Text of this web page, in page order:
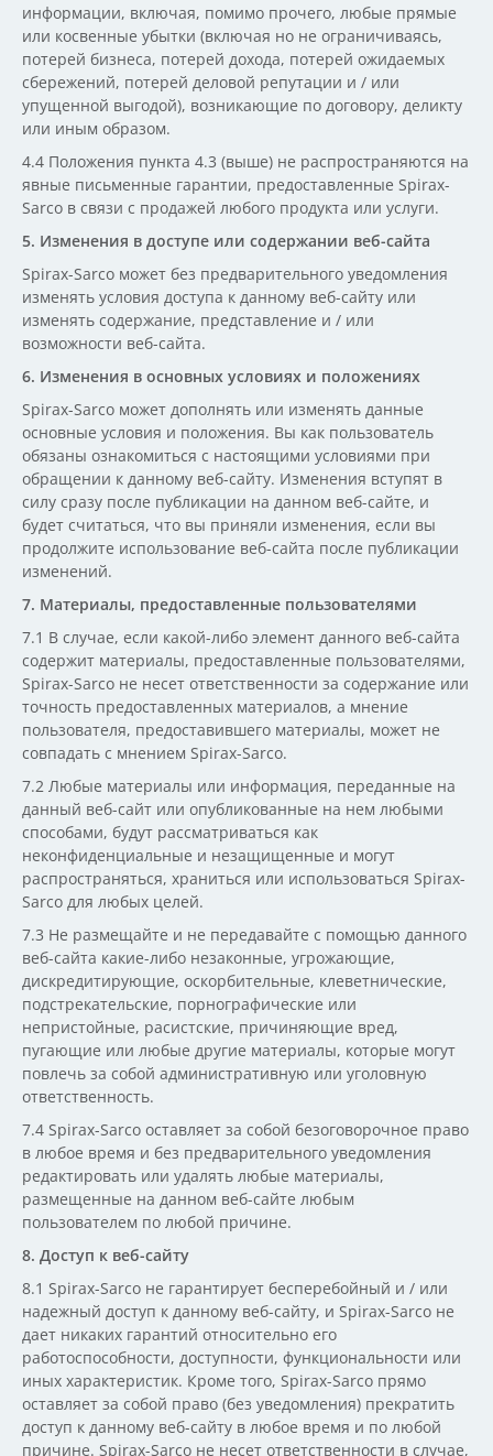
информации, включая, помимо прочего, любые прямые
или косвенные убытки (включая но не ограничиваясь,
потерей бизнеса, потерей дохода, потерей ожидаемых
сбережений, потерей деловой репутации и / или
упущенной выгодой), возникающие по договору, деликту
или иным образом.
4.4 Положения пункта 4.3 (выше) не распространяются на
явные письменные гарантии, предоставленные Spirax-
Sarco в связи с продажей любого продукта или услуги.
5. Изменения в доступе или содержании веб-сайта
Spirax-Sarco может без предварительного уведомления
изменять условия доступа к данному веб-сайту или
изменять содержание, представление и / или
возможности веб-сайта.
6. Изменения в основных условиях и положениях
Spirax-Sarco может дополнять или изменять данные
основные условия и положения. Вы как пользователь
обязаны ознакомиться с настоящими условиями при
обращении к данному веб-сайту. Изменения вступят в
силу сразу после публикации на данном веб-сайте, и
будет считаться, что вы приняли изменения, если вы
продолжите использование веб-сайта после публикации
изменений.
7. Материалы, предоставленные пользователями
7.1 В случае, если какой-либо элемент данного веб-сайта
содержит материалы, предоставленные пользователями,
Spirax-Sarco не несет ответственности за содержание или
точность предоставленных материалов, а мнение
пользователя, предоставившего материалы, может не
совпадать с мнением Spirax-Sarco.
7.2 Любые материалы или информация, переданные на
данный веб-сайт или опубликованные на нем любыми
способами, будут рассматриваться как
неконфиденциальные и незащищенные и могут
распространяться, храниться или использоваться Spirax-
Sarco для любых целей.
7.3 Не размещайте и не передавайте с помощью данного
веб-сайта какие-либо незаконные, угрожающие,
дискредитирующие, оскорбительные, клеветнические,
подстрекательские, порнографические или
непристойные, расистские, причиняющие вред,
пугающие или любые другие материалы, которые могут
повлечь за собой административную или уголовную
ответственность.
7.4 Spirax-Sarco оставляет за собой безоговорочное право
в любое время и без предварительного уведомления
редактировать или удалять любые материалы,
размещенные на данном веб-сайте любым
пользователем по любой причине.
8. Доступ к веб-сайту
8.1 Spirax-Sarco не гарантирует бесперебойный и / или
надежный доступ к данному веб-сайту, и Spirax-Sarco не
дает никаких гарантий относительно его
работоспособности, доступности, функциональности или
иных характеристик. Кроме того, Spirax-Sarco прямо
оставляет за собой право (без уведомления) прекратить
доступ к данному веб-сайту в любое время и по любой
причине. Spirax-Sarco не несет ответственности в случае,